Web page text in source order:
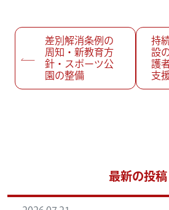
投稿ナビゲーション
差別解消条例の
周知・新教育方
針・スポーツ公
園の整備
持
設
護
支
最新の投稿